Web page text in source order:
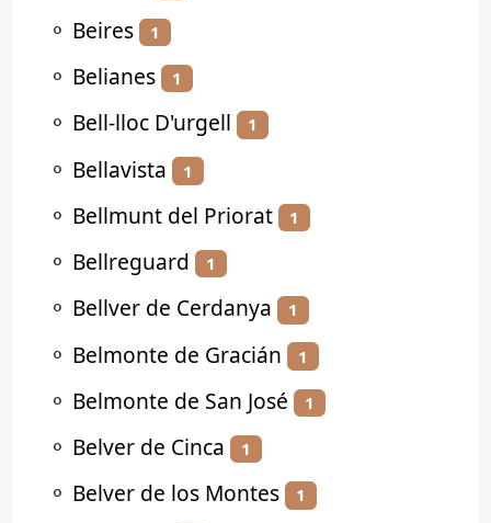
⚬ Beires 1
⚬ Belianes 1
⚬ Bell-lloc D'urgell 1
⚬ Bellavista 1
⚬ Bellmunt del Priorat 1
⚬ Bellreguard 1
⚬ Bellver de Cerdanya 1
⚬ Belmonte de Gracián 1
⚬ Belmonte de San José 1
⚬ Belver de Cinca 1
⚬ Belver de los Montes 1